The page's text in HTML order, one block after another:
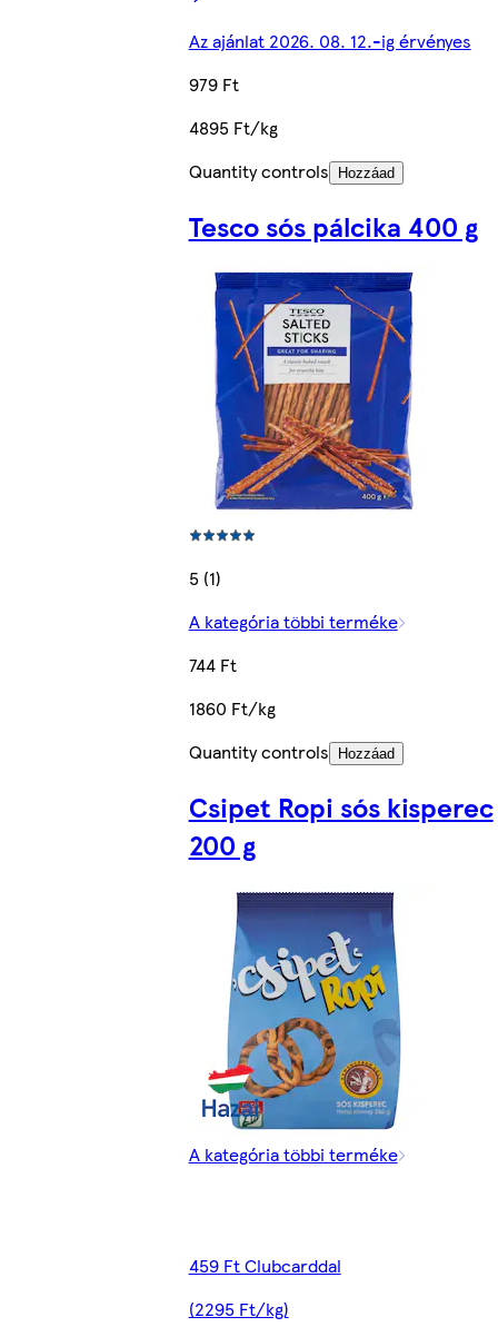
Az ajánlat 2026. 08. 12.-ig érvényes
979 Ft
4895 Ft/kg
Quantity controls
Hozzáad
Tesco sós pálcika 400 g
5 (1)
A kategória többi terméke
744 Ft
1860 Ft/kg
Quantity controls
Hozzáad
Csipet Ropi sós kisperec
200 g
A kategória többi terméke
459 Ft Clubcarddal
(2295 Ft/kg)